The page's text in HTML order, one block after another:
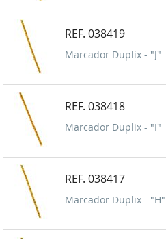
REF. 038419
Marcador Duplix - "J"
REF. 038418
Marcador Duplix - "I"
REF. 038417
Marcador Duplix - "H"